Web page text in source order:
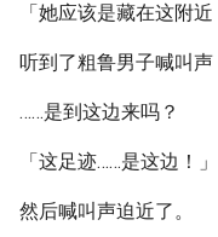
「她应该是藏在这附近
听到了粗鲁男子喊叫声
……是到这边来吗？
「这足迹……是这边！」
然后喊叫声迫近了。